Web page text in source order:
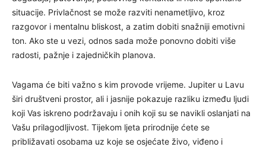
situacije. Privlačnost se može razviti nenametljivo, kroz
razgovor i mentalnu bliskost, a zatim dobiti snažniji emotivni
ton. Ako ste u vezi, odnos sada može ponovno dobiti više
radosti, pažnje i zajedničkih planova.
Vagama će biti važno s kim provode vrijeme. Jupiter u Lavu
širi društveni prostor, ali i jasnije pokazuje razliku između ljudi
koji Vas iskreno podržavaju i onih koji su se navikli oslanjati na
Vašu prilagodljivost. Tijekom ljeta prirodnije ćete se
približavati osobama uz koje se osjećate živo, viđeno i